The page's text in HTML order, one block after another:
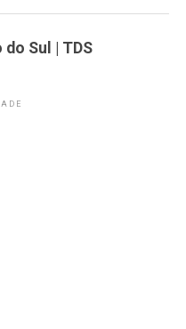
do Sul | TDS